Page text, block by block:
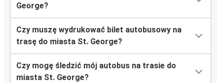
George?
Czy muszę wydrukować bilet autobusowy na
trasę do miasta St. George?
Czy mogę śledzić mój autobus na trasie do
miasta St. George?